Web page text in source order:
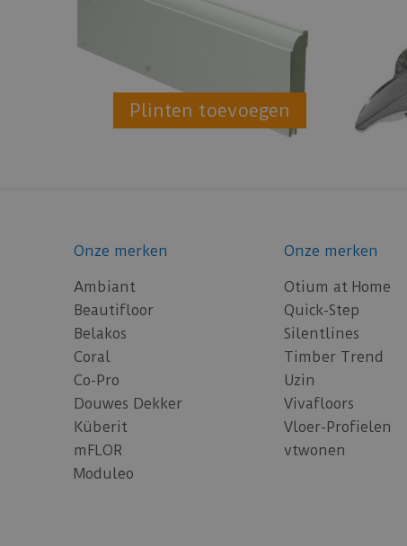
Plinten toevoegen
Onze merken
Ambiant
Beautifloor
Belakos
Coral
Co-Pro
Douwes Dekker
Küberit
mFLOR
Moduleo
Onze merken
Otium at Home
Quick-Step
Silentlines
Timber Trend
Uzin
Vivafloors
Vloer-Profielen
vtwonen